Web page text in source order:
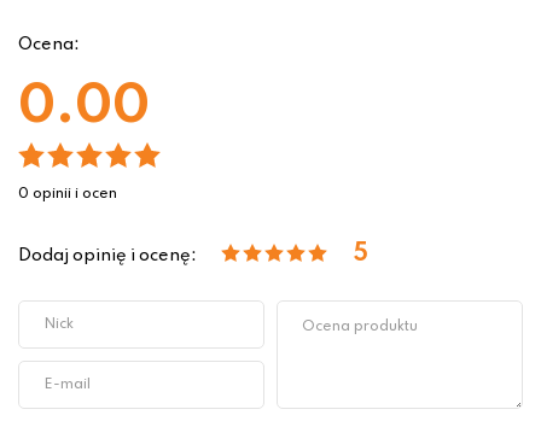
Ocena:
0.00
0 opinii i ocen
Dodaj opinię i ocenę: 5